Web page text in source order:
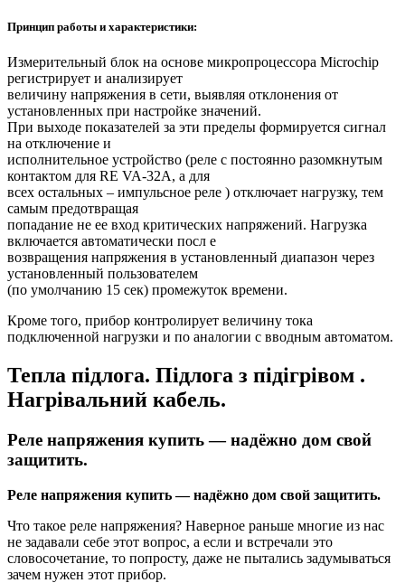
Принцип работы и характеристики:
Измерительный блок на основе микропроцессора Microchip
регистрирует и анализирует
величину напряжения в сети, выявляя отклонения от
установленных при настройке значений.
При выходе показателей за эти пределы формируется сигнал
на отключение и
исполнительное устройство (реле с постоянно разомкнутым
контактом для RE VA-32A, а для
всех остальных – импульсное реле ) отключает нагрузку, тем
самым предотвращая
попадание не ее вход критических напряжений. Нагрузка
включается автоматически посл е
возвращения напряжения в установленный диапазон через
установленный пользователем
(по умолчанию 15 сек) промежуток времени.
Кроме того, прибор контролирует величину тока
подключенной нагрузки и по аналогии с вводным автоматом.
Тепла підлога. Підлога з підігрівом .
Нагрівальний кабель.
Реле напряжения купить — надёжно дом свой
защитить.
Реле напряжения купить — надёжно дом свой защитить.
Что такое реле напряжения? Наверное раньше многие из нас
не задавали себе этот вопрос, а если и встречали это
словосочетание, то попросту, даже не пытались задумываться
зачем нужен этот прибор.